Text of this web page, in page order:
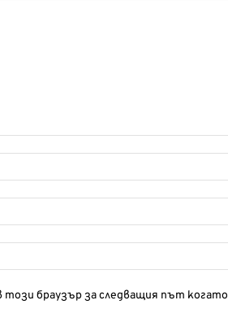
този браузър за следващия път когато